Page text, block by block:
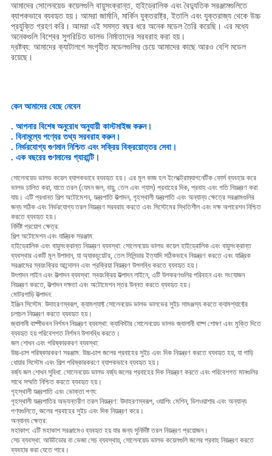
আমাদের সোলেনয়েড কয়েলগুলি বায়ুসংক্রান্ত, হাইড্রোলিক এবং বৈদ্যুতিক সরঞ্জামগুলিতে
ব্যাপকভাবে ব্যবহৃত হয়। আমরা জার্মানি, মার্কিন যুক্তরাষ্ট্র, ইতালি এবং যুক্তরাজ্য থেকে উচ্চ
প্রযুক্তি গ্রহণ করি। আমরা এই সমস্ত বছর ধরে অনেক মডেল তৈরি করেছি। এর মধ্যে
অনেকগুলি বিশ্বের সুপরিচিত ভালভ নির্মাতাদের সরবরাহ করা হয়।
দ্রষ্টব্য: আমাদের ক্যাটালগে সংগৃহীত মডেলগুলির চেয়ে আমাদের কাছে আরও বেশি মডেল
রয়েছে।
কেন আমাদের বেছে নেবেন
. আপনার বিশেষ অনুরোধ অনুযায়ী কাস্টমাইজ করুন।
. বিনামূল্যে পণ্যের তথ্য সরবরাহ করুন।
. নির্ভরযোগ্য গুণমান নিশ্চিত এবং সক্রিয় বিক্রয়োত্তর সেবা।
. এক বছরের গুণমানের গ্যারান্টি।
সোলেনয়েড ভালভ কয়েল ব্যাপকভাবে ব্যবহৃত হয়। এর মূল কাজ হল ইলেক্ট্রোম্যাগনেটিক ফোর্স ব্যবহার করে
ভালভ চালিত করা, যাতে তরল (যেমন জল, বায়ু, তেল এবং গ্যাস) প্রবাহের দিক, প্রবাহ এবং গতি নিয়ন্ত্রণ করা
যায়। এটি প্রধানত শিল্প অটোমেশন, যন্ত্রপাতি উত্পাদন, গৃহস্থালী যন্ত্রপাতি এবং অন্যান্য ক্ষেত্রে সরঞ্জামগুলির
জন্য সঠিক এবং নির্ভরযোগ্য তরল নিয়ন্ত্রণ সরবরাহ করতে এবং সিস্টেমের স্থিতিশীল এবং দক্ষ অপারেশন নিশ্চিত
করতে ব্যবহৃত হয়।
নির্দিষ্ট প্রয়োগ ক্ষেত্র:
শিল্প অটোমেশন এবং যান্ত্রিক সরঞ্জাম:
হাইড্রোলিক এবং বায়ুসংক্রান্ত নিয়ন্ত্রণ ব্যবস্থা: সোলেনয়েড ভালভ কয়েল হাইড্রোলিক এবং বায়ুসংক্রান্ত
ব্যবস্থার একটি মূল উপাদান, যা অ্যাকচুয়েটর, তেল সিলিন্ডার ইত্যাদি সঠিকভাবে নিয়ন্ত্রণ করতে এবং যান্ত্রিক
সরঞ্জামের স্বয়ংক্রিয় আন্দোলন এবং প্রক্রিয়া নিয়ন্ত্রণ উপলব্ধি করতে ব্যবহৃত হয়।
উৎপাদন লাইন এবং উত্পাদন ব্যবস্থা: স্বয়ংক্রিয় উত্পাদন লাইনে, এটি উপকরণগুলির পরিবহন এবং সংযোজন
নিয়ন্ত্রণ করতে, উত্পাদন দক্ষতা এবং অটোমেশন স্তর উন্নত করতে ব্যবহৃত হয়।
মোটরগাড়ি উত্পাদন:
ইঞ্জিন সিস্টেম: উদাহরণস্বরূপ, ক্যামশ্যাফ্ট সোলেনয়েড ভালভ ভালভের সুইচ সামঞ্জস্য করতে ক্যামশ্যাফ্টের
চলাচল নিয়ন্ত্রণ করতে ব্যবহৃত হয়।
জ্বালানী বাষ্পীভবন নির্গমন নিয়ন্ত্রণ ব্যবস্থা: ক্যানিস্টার সোলেনয়েড ভালভ জ্বালানী বাষ্প শোষণ এবং মুক্তি দিতে
ব্যবহৃত হয় পরিবেশগত নির্গমন উপলব্ধি করতে।
জল শোধন এবং পরিষ্কারকরণ ব্যবস্থা:
উচ্চ-চাপ পরিষ্কারকরণ সরঞ্জাম: উচ্চ-চাপ জলের প্রবাহের সুইচ এবং দিক নিয়ন্ত্রণ করতে ব্যবহৃত হয়, যা গাড়ি
ধোয়ার সিস্টেম এবং শিল্প পরিষ্কারকরণে ব্যাপকভাবে ব্যবহৃত হয়।
বর্জ্য জল শোধন সুবিধা: সোলেনয়েড ভালভ বর্জ্য জলের প্রবাহের দিক নিয়ন্ত্রণ করতে এবং পরিবেশগত মানগুলির
সাথে সম্মতি নিশ্চিত করতে ব্যবহৃত হয়।
গৃহস্থালী যন্ত্রপাতি এবং ভোক্তা পণ্য:
গৃহস্থালী যন্ত্রপাতির অভ্যন্তরীণ তরল নিয়ন্ত্রণ: উদাহরণস্বরূপ, ওয়াশিং মেশিন, ডিশওয়াশার এবং অন্যান্য
পণ্যগুলিতে, জলের প্রবাহের সুইচ এবং দিক নিয়ন্ত্রণ করে।
অন্যান্য ক্ষেত্র:
মহাকাশ: এটি মহাকাশ সরঞ্জামেও ব্যবহৃত হয় যার জন্য সুনির্দিষ্ট তরল নিয়ন্ত্রণ প্রয়োজন।
সেচ ব্যবস্থা: আউটডোর বা ভেজা সেচ ব্যবস্থায়, সোলেনয়েড ভালভ কয়েলগুলি জলের প্রবাহ নিয়ন্ত্রণ করতে
ব্যবহার করা যেতে পারে।